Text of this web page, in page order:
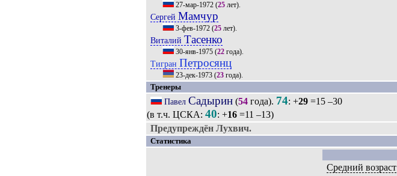
27-мар-1972 (25 лет).
Сергей Мамчур
3-фев-1972 (25 лет).
ВиталийТасенко
30-янв-1975 (22 года).
Тигран Петросянц
23-дек-1973 (23 года).
Тренеры
ПавелСадырин (54 года). 74: +29 =15 –30
(в т.ч. ЦСКА: 40: +16=11 –13)
Предупреждён Лухвич.
Статистика
Средний возраст